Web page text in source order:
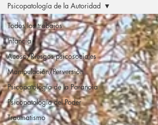
Todos los trabajos
Infancia
Acoso/Riesgos psicosociales
Manipulación/Perversión
Psicopatología de la Paranoia
Psicopatología del Poder
Traumatismo
Psicopatología de la Autoridad